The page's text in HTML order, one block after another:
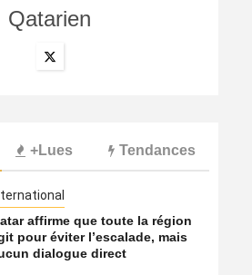
son vol à cause du conflit au
Qatarien
+Lues Tendances
affirme que toute la région
pour éviter l’escalade, mais
dialogue direct